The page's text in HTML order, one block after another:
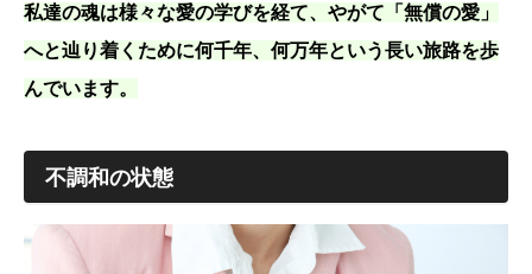
私達の魂は様々な愛の学びを経て、やがて「無償の愛」
へと辿り着くために何千年、何万年という長い旅路を歩
んでいます。
不調和の状態